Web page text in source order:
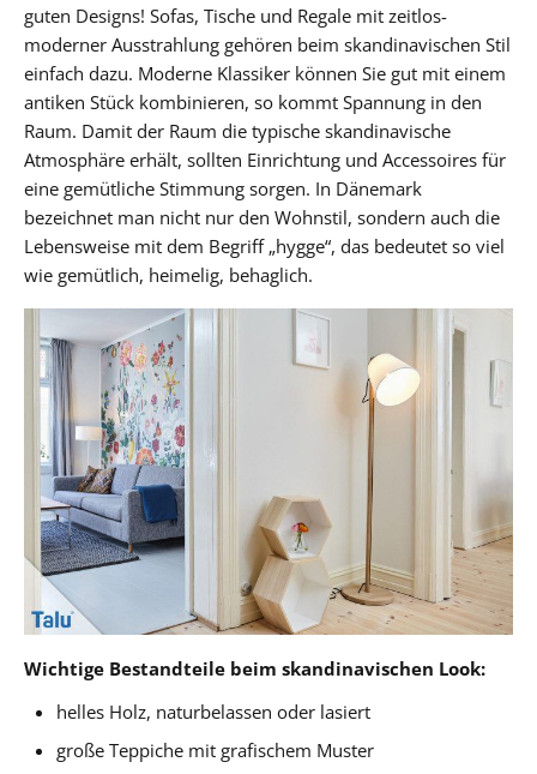
guten Designs! Sofas, Tische und Regale mit zeitlos-
moderner Ausstrahlung gehören beim skandinavischen Stil
einfach dazu. Moderne Klassiker können Sie gut mit einem
antiken Stück kombinieren, so kommt Spannung in den
Raum. Damit der Raum die typische skandinavische
Atmosphäre erhält, sollten Einrichtung und Accessoires für
eine gemütliche Stimmung sorgen. In Dänemark
bezeichnet man nicht nur den Wohnstil, sondern auch die
Lebensweise mit dem Begriff „hygge“, das bedeutet so viel
wie gemütlich, heimelig, behaglich.
Wichtige Bestandteile beim skandinavischen Look:
helles Holz, naturbelassen oder lasiert
große Teppiche mit grafischem Muster